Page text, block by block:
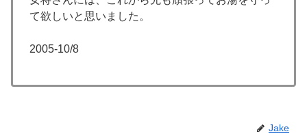
て欲しいと思いました。
2005-10/8
Jake